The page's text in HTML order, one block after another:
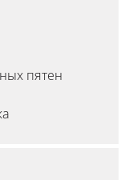
пятен